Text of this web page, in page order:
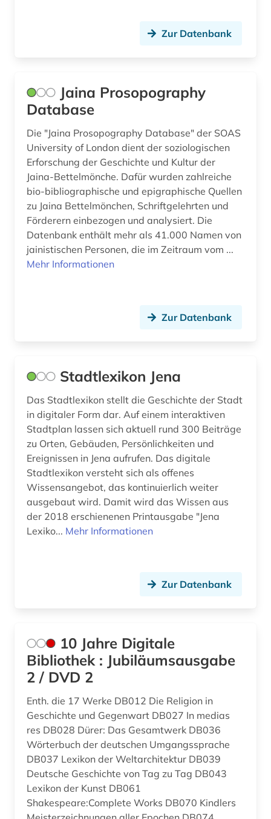
altkarte (1)
altokzitanisch (1)
altorientalistik (2)
altschwedisch (1)
altsächsisch (1)
amager (1)
amerikanische geschichte (7)
amerikanische revolution (1)
amerikanischer bürgerkrieg (1)
amerikanistik (3)
amman (1)
ammianus marcellinus (1)
amsterdam (1)
anarchosyndikalismus (1)
anden (1)
andreas (1)
anfänge - 1965 (1)
anglikanische kirche der provinz uganda (1)
anglistik (5)
Polen (51)
Rheinland-Pfalz (12)
Roemisches Reich (16)
Rumänien (13)
Russland, Sowjetunion (84)
Saarland (5)
Schweiz (35)
Serbien (11)
Skandinavien (9)
Slowakei (21)
Slowenien (12)
Spanien (17)
Suedamerika (36)
Tschechische Republik (33)
Tuerkei (12)
USA (132)
Ukraine (24)
Ungarn (25)
Vatikanstadt (3)
Zypern (2)
Zur Datenbank
Jaina Prosopography
Database
Die "Jaina Prosopography Database" der SOAS
University of London dient der soziologischen
Erforschung der Geschichte und Kultur der
Jaina-Bettelmönche. Dafür wurden zahlreiche
bio-bibliographische und epigraphische Quellen
zu Jaina Bettelmönchen, Schriftgelehrten und
Förderern einbezogen und analysiert. Die
Datenbank enthält mehr als 41.000 Namen von
jainistischen Personen, die im Zeitraum vom ...
Mehr Informationen
Zur Datenbank
Stadtlexikon Jena
Das Stadtlexikon stellt die Geschichte der Stadt
in digitaler Form dar. Auf einem interaktiven
Stadtplan lassen sich aktuell rund 300 Beiträge
zu Orten, Gebäuden, Persönlichkeiten und
Ereignissen in Jena aufrufen. Das digitale
Stadtlexikon versteht sich als offenes
Wissensangebot, das kontinuierlich weiter
ausgebaut wird. Damit wird das Wissen aus
der 2018 erschienenen Printausgabe "Jena
Lexiko... Mehr Informationen
Zur Datenbank
10 Jahre Digitale
Bibliothek : Jubiläumsausgabe
2 / DVD 2
Enth. die 17 Werke DB012 Die Religion in
Geschichte und Gegenwart DB027 In medias
res DB028 Dürer: Das Gesamtwerk DB036
Wörterbuch der deutschen Umgangssprache
DB037 Lexikon der Weltarchitektur DB039
Deutsche Geschichte von Tag zu Tag DB043
Lexikon der Kunst DB061
Shakespeare:Complete Works DB070 Kindlers